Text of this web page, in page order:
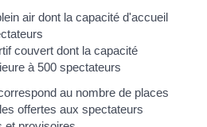
air dont la capacité d'accueil
couvert dont la capacité
à 500 spectateurs
au nombre de places
offertes aux spectateurs